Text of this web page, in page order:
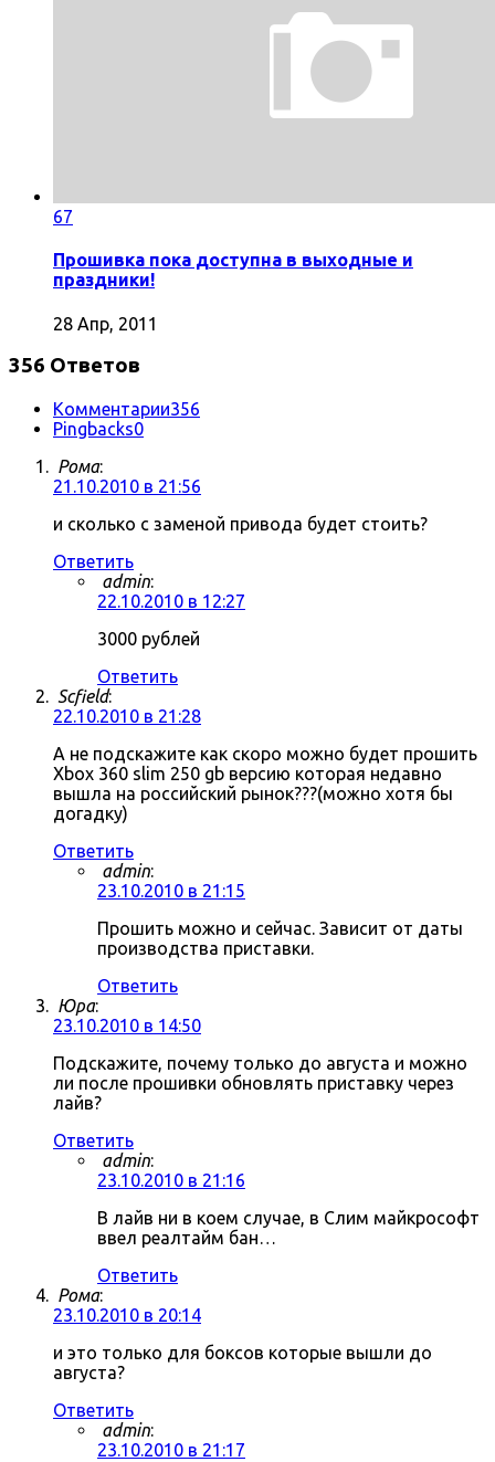
67
Прошивка пока доступна в выходные и
праздники!
28 Апр, 2011
356 Ответов
Комментарии356
Pingbacks0
Рома:
21.10.2010 в 21:56
и сколько с заменой привода будет стоить?
Ответить
admin:
22.10.2010 в 12:27
3000 рублей
Ответить
Scfield:
22.10.2010 в 21:28
А не подскажите как скоро можно будет прошить
Xbox 360 slim 250 gb версию которая недавно
вышла на российский рынок???(можно хотя бы
догадку)
Ответить
admin:
23.10.2010 в 21:15
Прошить можно и сейчас. Зависит от даты
производства приставки.
Ответить
Юра:
23.10.2010 в 14:50
Подскажите, почему только до августа и можно
ли после прошивки обновлять приставку через
лайв?
Ответить
admin:
23.10.2010 в 21:16
В лайв ни в коем случае, в Слим майкрософт
ввел реалтайм бан…
Ответить
Рома:
23.10.2010 в 20:14
и это только для боксов которые вышли до
августа?
Ответить
admin:
23.10.2010 в 21:17